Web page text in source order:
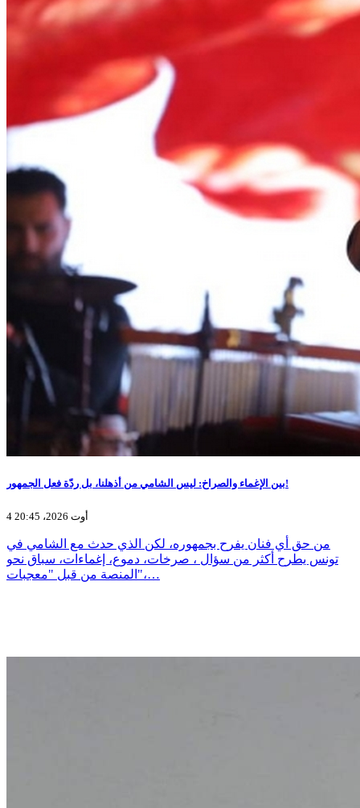
بين الإغماء والصراخ: ليس الشامي من أذهلنا، بل ردّة فعل الجمهور!
4 أوت 2026، 20:45
من حق أي فنان يفرح بجمهوره، لكن الذي حدث مع الشامي في
تونس يطرح أكثر من سؤال ، صرخات، دموع، إغماءات، سباق نحو
المنصة من قبل "معجبات"،…